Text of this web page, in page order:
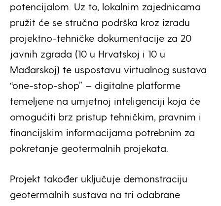
potencijalom. Uz to, lokalnim zajednicama
pružit će se stručna podrška kroz izradu
projektno-tehničke dokumentacije za 20
javnih zgrada (10 u Hrvatskoj i 10 u
Mađarskoj) te uspostavu virtualnog sustava
“one-stop-shop” – digitalne platforme
temeljene na umjetnoj inteligenciji koja će
omogućiti brz pristup tehničkim, pravnim i
financijskim informacijama potrebnim za
pokretanje geotermalnih projekata.
Projekt također uključuje demonstraciju
geotermalnih sustava na tri odabrane